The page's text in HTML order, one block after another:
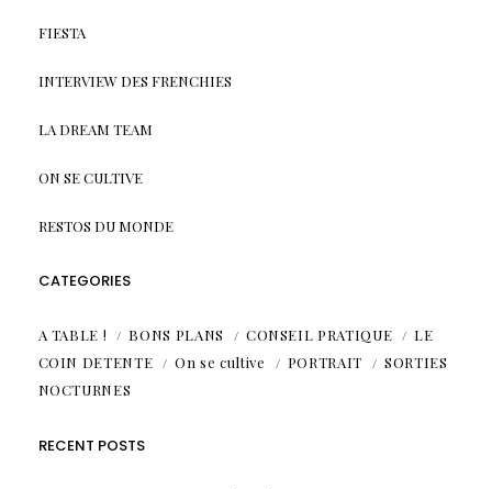
FIESTA
INTERVIEW DES FRENCHIES
LA DREAM TEAM
ON SE CULTIVE
RESTOS DU MONDE
CATEGORIES
A TABLE ! BONS PLANS CONSEIL PRATIQUE
LE
COIN DETENTE
On se cultive PORTRAIT
SORTIES
NOCTURNES
RECENT POSTS